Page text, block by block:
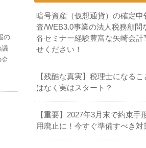
の
議
暗号資産（仮想通貨）の確定申
査/WEB3.0事業の法人税務顧問
各セミナー経験豊富な矢崎会計
せください！
【残酷な真実】税理士になる
はなく実はスタート？
【重要】2027年3月末で約束手
用廃止に！今すぐ準備すべき対